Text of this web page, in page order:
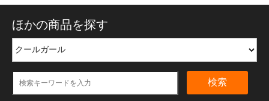
ほかの商品を探す
検索